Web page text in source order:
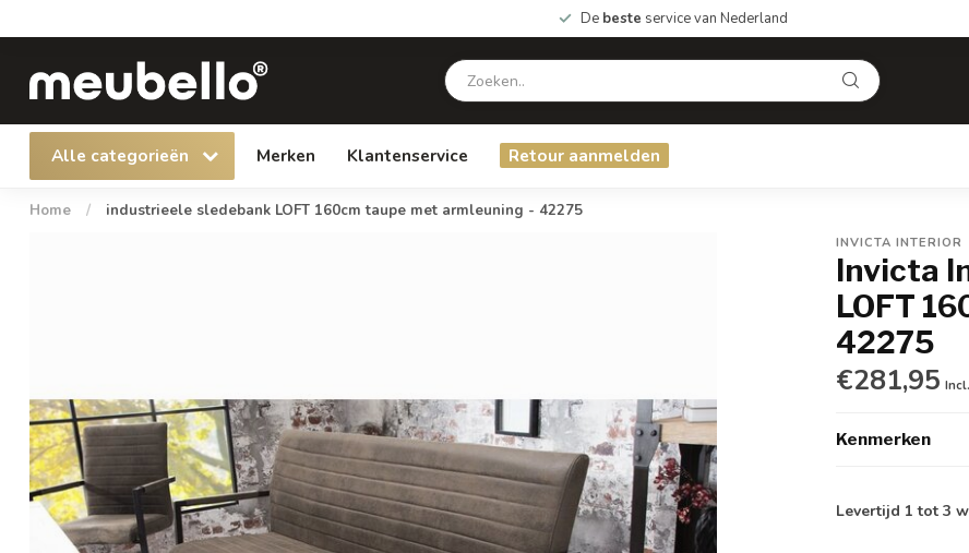
De beste service van Nederland
Alle categorieën Merken Klantenservice Retour aanmelden
Home / industrieele sledebank LOFT 160cm taupe met armleuning - 42275
INVICTA INTERIOR
Invicta
LOFT
42275
€281,95
Kenmerken
Levertijd 1 tot 3